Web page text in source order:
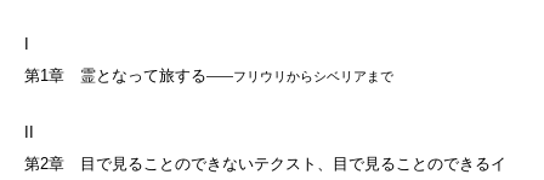
第1章 霊となって旅する――フリウリからシベリアまで
II
第2章 目で見ることのできないテクスト、目で見ることのできるイ